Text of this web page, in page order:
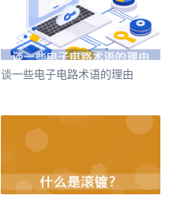
​谈一些电子电路术语的理由